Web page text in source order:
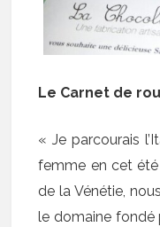
Le Carnet de
« Je parcourais
femme en cet
de la Vénétie,
le domaine fondé